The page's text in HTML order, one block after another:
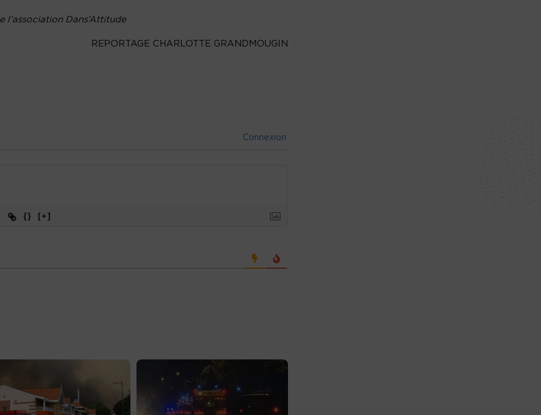
l’association Dans’Attitude
REPORTAGE CHARLOTTE GRANDMOUGIN
Connexion
{} [+]